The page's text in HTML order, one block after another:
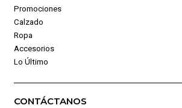
Promociones
Calzado
Ropa
Accesorios
Lo Último
CONTÁCTANOS